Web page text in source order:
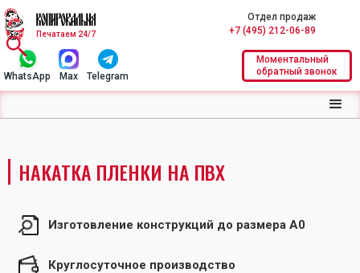
Печатаем 24/7
Отдел продаж
+7 (495) 212-06-89
WhatsApp Max Telegram
Моментальный
обратный звонок
НАКАТКА ПЛЕНКИ НА ПВХ
Изготовление конструкций до размера А0
Круглосуточное производство